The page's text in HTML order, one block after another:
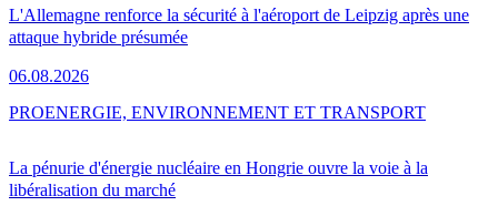
L'Allemagne renforce la sécurité à l'aéroport de Leipzig après une
attaque hybride présumée
06.08.2026
La pénurie d'énergie nucléaire en Hongrie ouvre la voie à la
libéralisation du marché
PROENERGIE, ENVIRONNEMENT ET TRANSPORT